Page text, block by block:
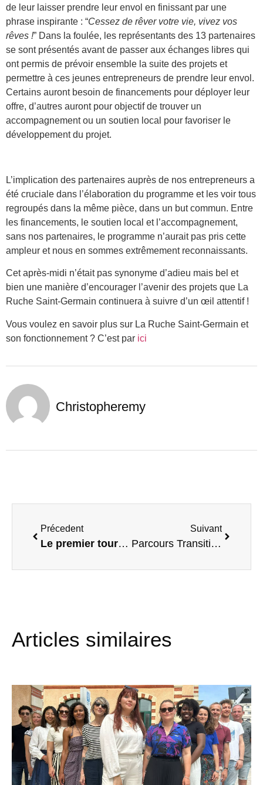
de leur laisser prendre leur envol en finissant par une
phrase inspirante : “Cessez de rêver votre vie, vivez vos
rêves !” Dans la foulée, les représentants des 13 partenaires
se sont présentés avant de passer aux échanges libres qui
ont permis de prévoir ensemble la suite des projets et
permettre à ces jeunes entrepreneurs de prendre leur envol.
Certains auront besoin de financements pour déployer leur
offre, d’autres auront pour objectif de trouver un
accompagnement ou un soutien local pour favoriser le
développement du projet.
L’implication des partenaires auprès de nos entrepreneurs a
été cruciale dans l’élaboration du programme et les voir tous
regroupés dans la même pièce, dans un but commun. Entre
les financements, le soutien local et l’accompagnement,
sans nos partenaires, le programme n’aurait pas pris cette
ampleur et nous en sommes extrêmement reconnaissants.
Cet après-midi n’était pas synonyme d’adieu mais bel et
bien une manière d’encourager l’avenir des projets que La
Ruche Saint-Germain continuera à suivre d’un œil attentif !
Vous voulez en savoir plus sur La Ruche Saint-Germain et
son fonctionnement ? C’est par ici
Christopheremy
Précedent
Le premier tournage du Studio du Quai avec Petit Ventre Heureux !
Suivant
Parcours Transition Pro à Impact #2 : L’Ikigaï à l’honneur !
Articles similaires